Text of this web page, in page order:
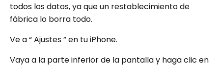
todos los datos, ya que un restablecimiento de
fábrica lo borra todo.
Ve a “ Ajustes ” en tu iPhone.
Vaya a la parte inferior de la pantalla y haga clic en